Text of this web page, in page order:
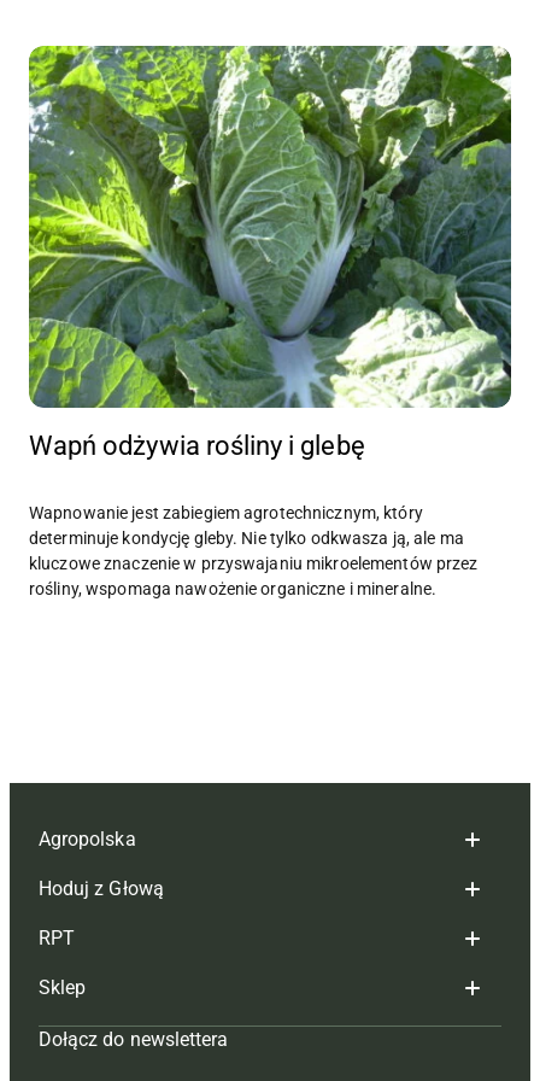
Wapń odżywia rośliny i glebę
Wapnowanie jest zabiegiem agrotechnicznym, który
determinuje kondycję gleby. Nie tylko odkwasza ją, ale ma
kluczowe znaczenie w przyswajaniu mikroelementów przez
rośliny, wspomaga nawożenie organiczne i mineralne.
Agropolska
Redakcja
Reklama
Tagi
Mapa serwisu
Hoduj z Głową
Hoduj z głową bydło
Hoduj z głową świnie
Prenumerata
RPT
Redakcja
Prenumerata
Sklep
Czasopisma i prenumerata
Dołącz do newslettera